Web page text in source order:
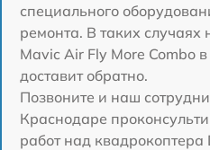
специального
ремонта. В таких случаях
Mavic Air Fly More Combo
доставит обратно.
Позвоните и наш
Краснодаре
работ над квадрокоптера